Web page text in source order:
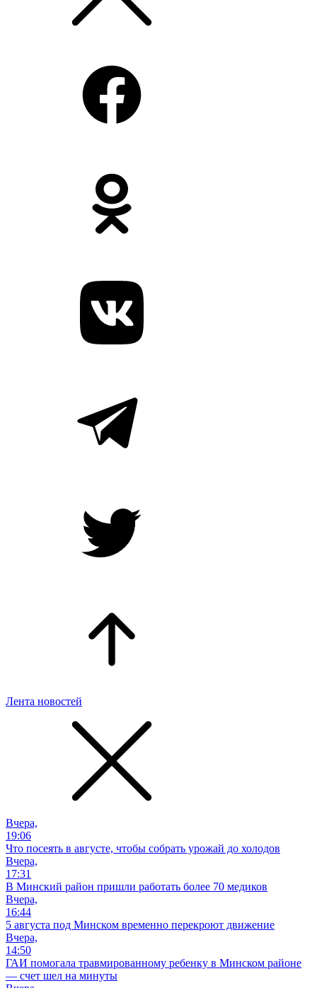
Лента новостей
Вчера,
19:06
Что посеять в августе, чтобы собрать урожай до холодов
Вчера,
17:31
В Минский район пришли работать более 70 медиков
Вчера,
16:44
5 августа под Минском временно перекроют движение
Вчера,
14:50
ГАИ помогала травмированному ребенку в Минском районе
— счет шел на минуты